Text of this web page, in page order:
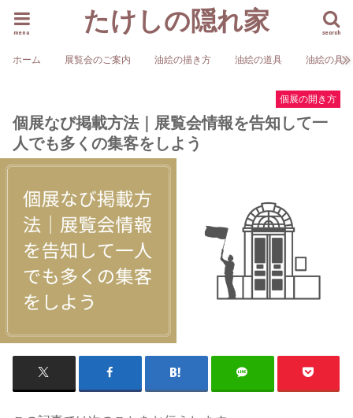
たけしの隠れ家 search
menu
ホーム 展覧会のご案内 油絵の描き方 油絵の道具 油絵の具
個展の開き方
個展なび掲載方法｜展覧会情報を告知して一
人でも多くの集客をしよう